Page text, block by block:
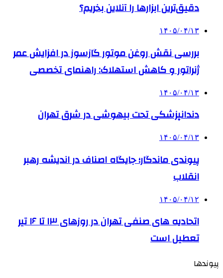
دقیق‌ترین ابزارها را آنلاین بخریم؟
۱۴۰۵/۰۴/۱۳
بررسی نقش روغن موتور گازسوز در افزایش عمر
ژنراتور و کاهش استهلاک: راهنمای تخصصی
۱۴۰۵/۰۴/۱۳
دندانپزشکی تحت بیهوشی در شرق تهران
۱۴۰۵/۰۴/۱۳
پیوندی ماندگار؛ جایگاه اصناف در اندیشه رهبر
انقلاب
۱۴۰۵/۰۴/۱۲
اتحادیه های صنفی تهران در روزهای ۱۳ تا ۱۶ تیر
تعطیل است
پیوندها